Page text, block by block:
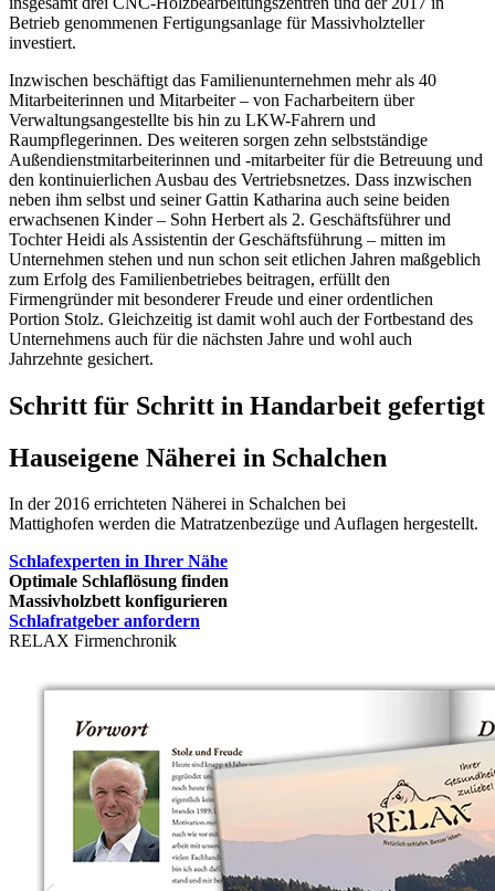
Betrieb genommenen Fertigungsanlage für Massivholzteller
investiert.
Inzwischen beschäftigt das Familienunternehmen mehr als 40
Mitarbeiterinnen und Mitarbeiter – von Facharbeitern über
Verwaltungsangestellte bis hin zu LKW-Fahrern und
Raumpflegerinnen. Des weiteren sorgen zehn selbstständige
Außendienstmitarbeiterinnen und -mitarbeiter für die Betreuung und
den kontinuierlichen Ausbau des Vertriebsnetzes. Dass inzwischen
neben ihm selbst und seiner Gattin Katharina auch seine beiden
erwachsenen Kinder – Sohn Herbert als 2. Geschäftsführer und
Tochter Heidi als Assistentin der Geschäftsführung – mitten im
Unternehmen stehen und nun schon seit etlichen Jahren maßgeblich
zum Erfolg des Familienbetriebes beitragen, erfüllt den
Firmengründer mit besonderer Freude und einer ordentlichen
Portion Stolz. Gleichzeitig ist damit wohl auch der Fortbestand des
Unternehmens auch für die nächsten Jahre und wohl auch
Jahrzehnte gesichert.
Schritt für Schritt in Handarbeit gefertigt
Hauseigene Näherei in Schalchen
In der 2016 errichteten Näherei in Schalchen bei
Mattighofen werden die Matratzenbezüge und Auflagen hergestellt.
Schlafexperten in Ihrer Nähe
Optimale Schlaflösung finden
Massivholzbett konfigurieren
Schlafratgeber anfordern
RELAX Firmenchronik